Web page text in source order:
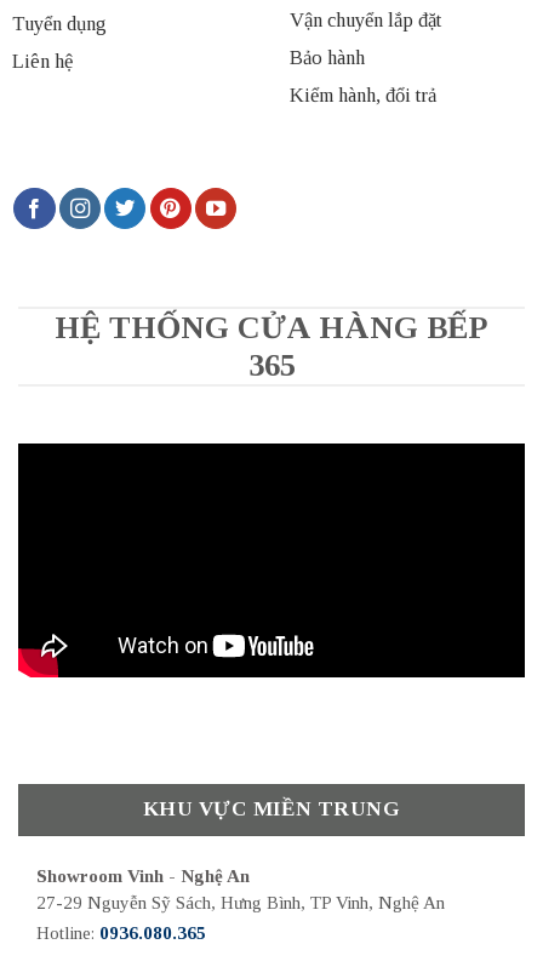
Tuyển dụng
Liên hệ
Vận chuyển lắp đặt
Bảo hành
Kiểm hành, đổi trả
HỆ THỐNG CỬA HÀNG BẾP
365
KHU VỰC MIỀN TRUNG
Showroom Vinh - Nghệ An
27-29 Nguyễn Sỹ Sách, Hưng Bình, TP Vinh, Nghệ An
Hotline: 0936.080.365